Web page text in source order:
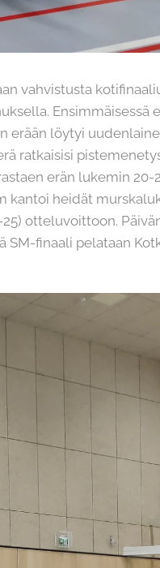
vahvistusta
Ensimmäisessä
erään löytyi
ratkaisisi
erän lukemin 20-
heidät
25) otteluvoittoon.
finaali pelataan